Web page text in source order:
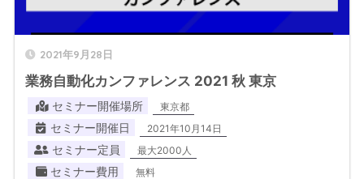
2021年9月28日
業務自動化カンファレンス 2021 秋 東京
セミナー開催場所 東京都
セミナー開催日 2021年10月14日
セミナー定員 最大2000人
セミナー費用 無料